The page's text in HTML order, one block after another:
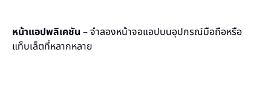
หน้าแอปพลิเคชัน – จำลองหน้าจอแอปบนอุปกรณ์มือถือหรือ
แท็บเล็ตที่หลากหลาย